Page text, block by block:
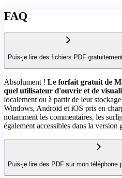
FAQ
Puis-je lire des fichiers PDF
Absolument ! Le forfait gratuit de
quel utilisateur d'ouvrir et de
localement ou à partir de leur
Windows, Android et iOS pris en
notamment les commentaires, les
également accessibles dans la
Puis-je lire des PDF sur mon téléphone